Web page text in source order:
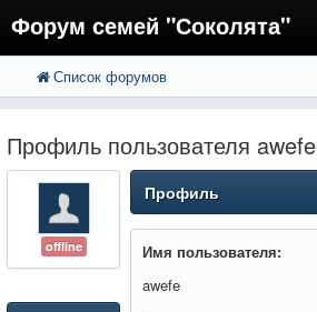
Форум семей "Соколята"
FAQ
Регистрация
Вход
Список форумов
Профиль пользователя awefe
offline
Профиль
Имя пользователя:
awefe